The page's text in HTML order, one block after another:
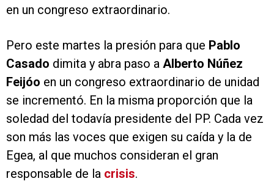
en un congreso extraordinario.
Pero este martes la presión para que Pablo
Casado dimita y abra paso a Alberto Núñez
Feijóo en un congreso extraordinario de unidad
se incrementó. En la misma proporción que la
soledad del todavía presidente del PP. Cada vez
son más las voces que exigen su caída y la de
Egea, al que muchos consideran el gran
responsable de la crisis.